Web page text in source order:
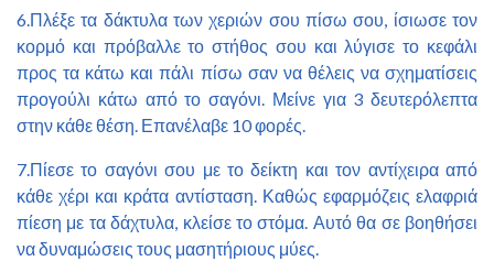
6.Πλέξε τα δάκτυλα των χεριών σου πίσω σου, ίσιωσε τον
κορμό και πρόβαλλε το στήθος σου και λύγισε το κεφάλι
προς τα κάτω και πάλι πίσω σαν να θέλεις να σχηματίσεις
προγούλι κάτω από το σαγόνι. Μείνε για 3 δευτερόλεπτα
στην κάθε θέση. Επανέλαβε 10 φορές.
7.Πίεσε το σαγόνι σου με το δείκτη και τον αντίχειρα από
κάθε χέρι και κράτα αντίσταση. Καθώς εφαρμόζεις ελαφριά
πίεση με τα δάχτυλα, κλείσε το στόμα. Αυτό θα σε βοηθήσει
να δυναμώσεις τους μασητήριους μύες.